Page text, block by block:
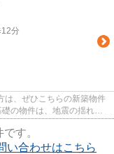
12分
は、ぜひこちらの新築物件
の物件は、地震の揺れや
す。
い合わせはこちら